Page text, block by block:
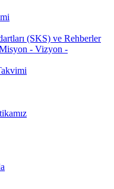
(SKS) ve Rehberler
- Vizyon -